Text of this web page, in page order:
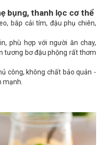
bụng, thanh lọc cơ thể
bắp cải tím, đậu phụ chiên,
phù hợp với người ăn chay,
tương bơ đậu phộng rất thơm
công, không chất bảo quản -
mạnh.